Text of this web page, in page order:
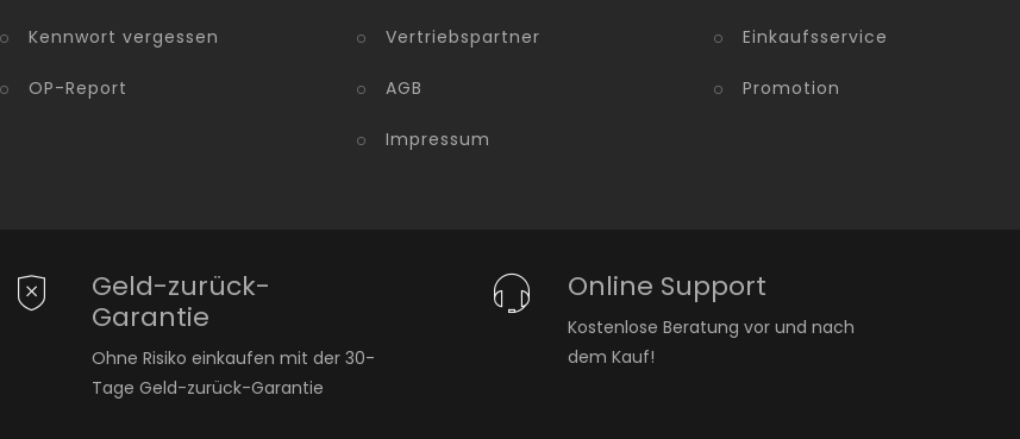
Kennwort vergessen
OP-Report
Vertriebspartner
AGB
Impressum
Einkaufsservice
Promotion
Geld-zurück-
Garantie
Ohne Risiko einkaufen mit der 30-
Tage Geld-zurück-Garantie
Online Support
Kostenlose Beratung vor und nach
dem Kauf!